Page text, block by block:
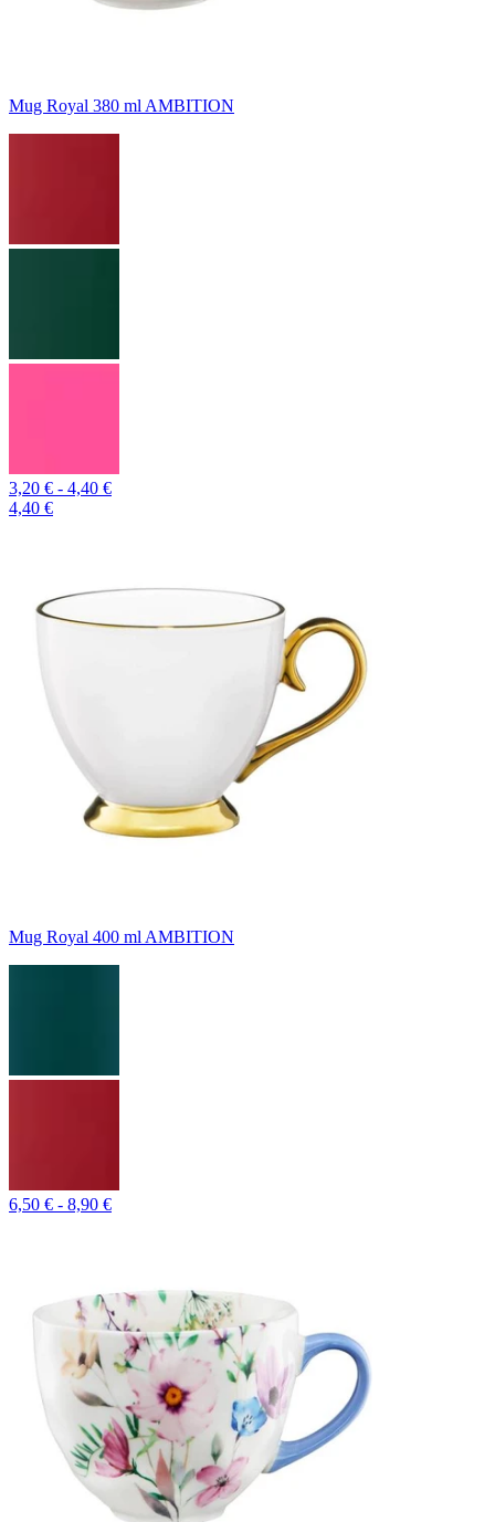
Mug Royal 380 ml AMBITION
3,20 € - 4,40 €
4,40 €
Mug Royal 400 ml AMBITION
6,50 € - 8,90 €